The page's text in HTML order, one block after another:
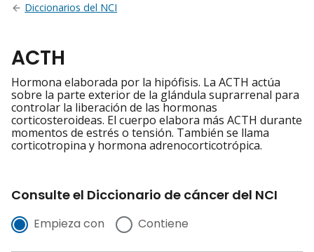
Diccionarios del NCI
ACTH
Hormona elaborada por la hipófisis. La ACTH actúa
sobre la parte exterior de la glándula suprarrenal para
controlar la liberación de las hormonas
corticosteroideas. El cuerpo elabora más ACTH durante
momentos de estrés o tensión. También se llama
corticotropina y hormona adrenocorticotrópica.
Consulte el Diccionario de cáncer del NCI
Empieza con Contiene